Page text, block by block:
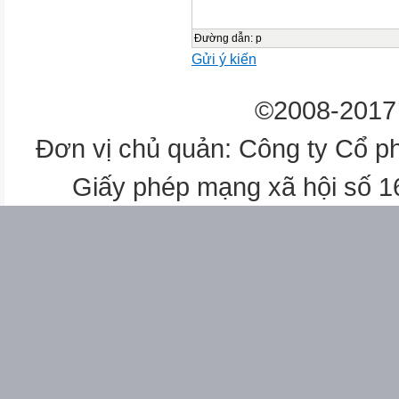
Luyện tập

QGTE-KNS

Ba 20/8
1
Đường dẫn: p
Gửi ý kiến
©2008-
Đơn vị chủ quản: Công ty Cổ
Giấy phép mạng xã hội số